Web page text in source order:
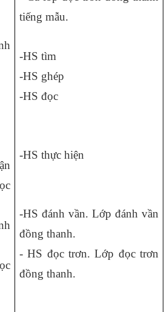
tiếng mẫu.
-HS tìm
-HS ghép
-HS đọc
-HS thực hiện
-HS đánh vần. Lớp đánh vần
đồng thanh.
- HS đọc trơn. Lớp đọc trơn
đồng thanh.